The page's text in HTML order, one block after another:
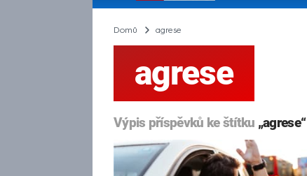
Pořady
Domů agrese
agrese
Výpis příspěvků ke štítku „agrese“